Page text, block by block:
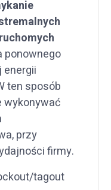
ponownego
ten sposób
wykonywać
przy
firmy.
tagout